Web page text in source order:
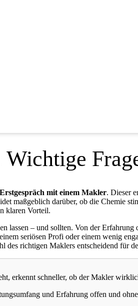
Erstgespräch mit einem Makler. Dieser
maßgeblich darüber, ob die Chemie
klaren Vorteil.
lassen – und sollten. Von der
seriösen Profi oder einem wenig
des richtigen Maklers entscheidend für
erkennt schneller, ob der Makler
und Erfahrung offen und